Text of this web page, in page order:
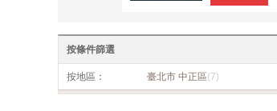
電腦喇叭
特價：$4390
查看詳情
按條件篩選
按地區： 臺北市 中正區(7)